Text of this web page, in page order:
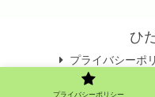
ひ
プライバシーポ
プライバシーポリシー